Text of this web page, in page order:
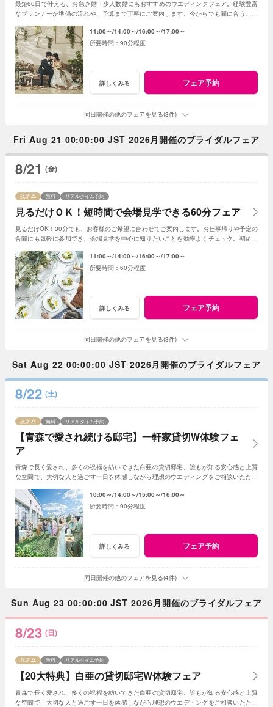
最短60日で叶える、お急ぎ婚・少人数婚にもおすすめのウエディングフェア。経験豊富
なプランナーが準備の流れや、予算まで丁寧にご案内します。今からでも間に合う、安
11:00～ 14:00～ 16:00～ 17:00～
90分程度
詳しくみる フェア予約
同日開催の他のフェアを見る(3件)
Fri Aug 21 00:00:00 JST 2026月開催のブライダルフェア
8/21 (金)
見るだけＯＫ！短時間で会場見学できる60分フェア
残席 無料 リアルタイム予約
見るだけOK！30分でも、お客様のご希望に合わせてご案内します。お仕事帰りや予定の
合間にも気軽に参加でき、会場見学を中心に知りたいことを効率よくチェック。初めて
11:00～ 14:00～ 16:00～ 17:00～
60分程度
詳しくみる フェア予約
同日開催の他のフェアを見る(3件)
Sat Aug 22 00:00:00 JST 2026月開催のブライダルフェア
8/22 (土)
【青森で愛され続ける邸宅】一軒家貸切W体験フェ
ア
残席 無料 リアルタイム予約
青森で長く愛され、多くの祝福を紡いできた白亜の貸切邸宅。誰もが知る安心感と上質
な空間で、大切な人と過ごす一日を体感しながら理想のウエディングをご相談いただけ
10:00～ 14:00～ 15:00～ 16:00～
90分程度
詳しくみる フェア予約
同日開催の他のフェアを見る(4件)
Sun Aug 23 00:00:00 JST 2026月開催のブライダルフェア
8/23 (日)
【20大特典】白亜の貸切邸宅W体験フェア
残席 無料 リアルタイム予約
青森で長く愛され、多くの祝福を紡いできた白亜の貸切邸宅。誰もが知る安心感と上質
な空間で、大切な人と過ごす一日を体感しながら理想のウエディングをご相談いただけ